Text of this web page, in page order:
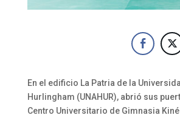
En el edificio La Patria de la
Hurlingham (UNAHUR), abrió sus
Centro Universitario de Gimnasia